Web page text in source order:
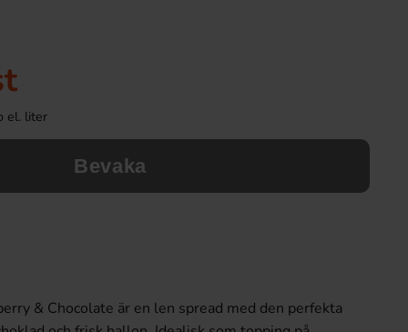
el. liter
Bevaka
& Chocolate är en len spread med den perfekta